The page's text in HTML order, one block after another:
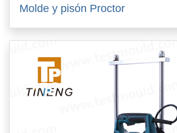
Molde y pisón Proctor